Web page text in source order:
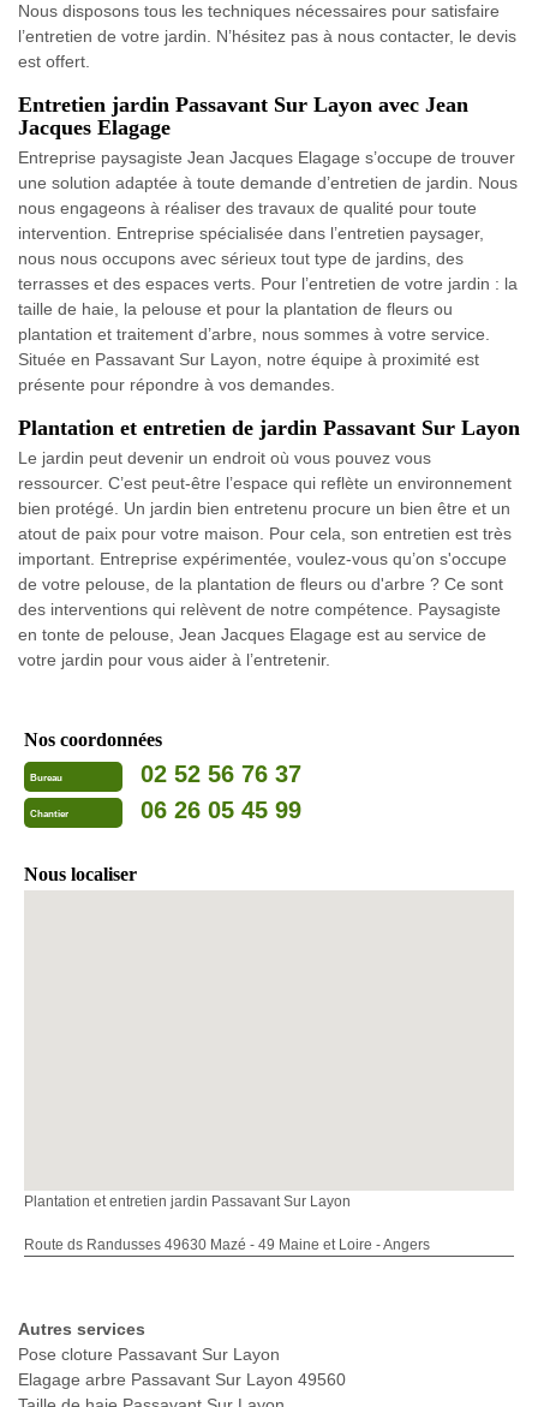
Nous disposons tous les techniques nécessaires pour satisfaire
l’entretien de votre jardin. N’hésitez pas à nous contacter, le devis
est offert.
Entretien jardin Passavant Sur Layon avec Jean
Jacques Elagage
Entreprise paysagiste Jean Jacques Elagage s’occupe de trouver
une solution adaptée à toute demande d’entretien de jardin. Nous
nous engageons à réaliser des travaux de qualité pour toute
intervention. Entreprise spécialisée dans l’entretien paysager,
nous nous occupons avec sérieux tout type de jardins, des
terrasses et des espaces verts. Pour l’entretien de votre jardin : la
taille de haie, la pelouse et pour la plantation de fleurs ou
plantation et traitement d’arbre, nous sommes à votre service.
Située en Passavant Sur Layon, notre équipe à proximité est
présente pour répondre à vos demandes.
Plantation et entretien de jardin Passavant Sur Layon
Le jardin peut devenir un endroit où vous pouvez vous
ressourcer. C’est peut-être l’espace qui reflète un environnement
bien protégé. Un jardin bien entretenu procure un bien être et un
atout de paix pour votre maison. Pour cela, son entretien est très
important. Entreprise expérimentée, voulez-vous qu’on s'occupe
de votre pelouse, de la plantation de fleurs ou d'arbre ? Ce sont
des interventions qui relèvent de notre compétence. Paysagiste
en tonte de pelouse, Jean Jacques Elagage est au service de
votre jardin pour vous aider à l’entretenir.
Nos coordonnées
Bureau 02 52 56 76 37
Chantier 06 26 05 45 99
Nous localiser
Plantation et entretien jardin Passavant Sur Layon
Route ds Randusses 49630 Mazé - 49 Maine et Loire - Angers
Autres services
Pose cloture Passavant Sur Layon
Elagage arbre Passavant Sur Layon 49560